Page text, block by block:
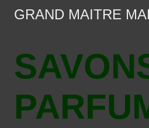
GRAND MAITRE